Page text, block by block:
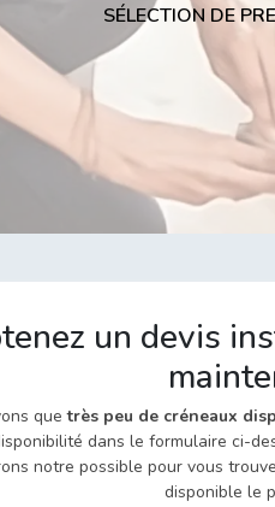
SÉLECTION DE
un devis
quetrès peu de créneaux
dans le formulaire ci-
notre possible pour vous
disponible le